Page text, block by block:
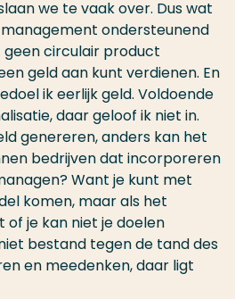
we te vaak over. Dus wat
management ondersteunend
geen circulair product
geld aan kunt verdienen. En
ik eerlijk geld. Voldoende
daar geloof ik niet in.
genereren, anders kan het
bedrijven dat incorporeren
Want je kunt met
komen, maar als het
je kan niet je doelen
bestand tegen de tand des
en meedenken, daar ligt